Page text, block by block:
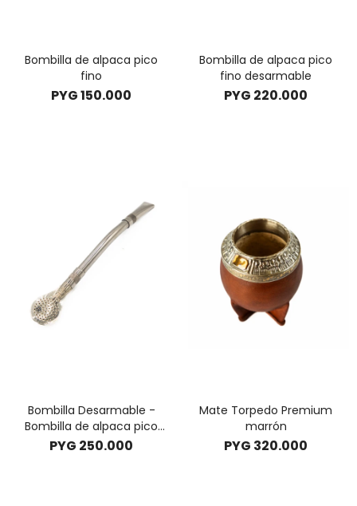
Bombilla de alpaca pico
fino
PYG150.000
Bombilla de alpaca pico
fino desarmable
PYG 220.000
Bombilla Desarmable -
Bombilla de alpaca pico
ancho desarmable
PYG 250.000
Mate Torpedo Premium
marrón
PYG 320.000